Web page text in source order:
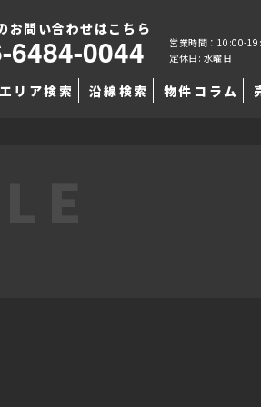
お問い合わせはこちら
6484-0044
営業時間：10:00-
定休日: 水曜日
エリア検索 沿線検索 物件コラム